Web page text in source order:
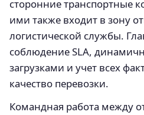
сторонние транспортные
ими также входит в зону
логистической службы.
соблюдение SLA,
загрузками и учет всех
качество перевозки.
Командная работа между